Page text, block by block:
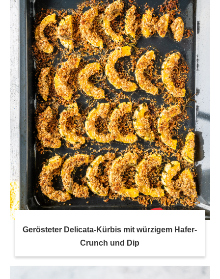
Gerösteter Delicata-Kürbis mit würzigem Hafer-
Crunch und Dip